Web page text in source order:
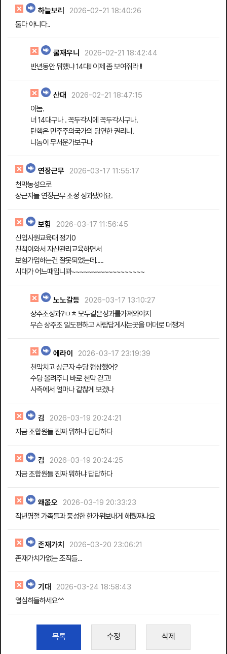
하늘보리
2026-02-21 18:40:26
둘다 아니다..
쿨재우니
2026-02-21 18:42:44
반년동안 뭐했냐 14대!! 이제 좀 보여줘라 !!
산대
2026-02-21 18:47:15
이놈.
너 14대구나 . 꼭두각시에 꼭두각시구나.
탄핵은 민주주의국가의 당연한 권리니.
니놈이 무서운가보구나
연장근무
2026-03-17 11:55:17
천막농성으로
상근자들 연장근무 조정 성과냈어요.
보험
2026-03-17 11:56:45
신입사원교육때 정기0
친척이와서 자산관리교육하면서
보험가입하는건 잘못되었는데.....
시대가 어느때입니꽈~~~~~~~~~~~~~~~~~~
노노갈등
2026-03-17 13:10:27
상주조성과?ㅁㅊ 모두같은성과를가져와야지
무슨 상주조 일도편하고 사람답게사는곳을 머더로 더챙겨
에라이
2026-03-17 23:19:39
천막치고 상근자 수당 협상했어?
수당 올려주니 바로 천막 걷고!
사측에서 얼마나 같찮게 보겠나
김
2026-03-19 20:24:21
지금 조합원들 진짜 뭐하냐 답답하다
김
2026-03-19 20:24:25
지금 조합원들 진짜 뭐하냐 답답하다
왜옶오
2026-03-19 20:33:23
작년명절 가족들과 풍성한 한가위보내게 해줬짜나요
존재가치
2026-03-20 23:06:21
존재가치가없는 조직들...
기대
2026-03-24 18:58:43
열심히들하세요^^
목록 수정 삭제